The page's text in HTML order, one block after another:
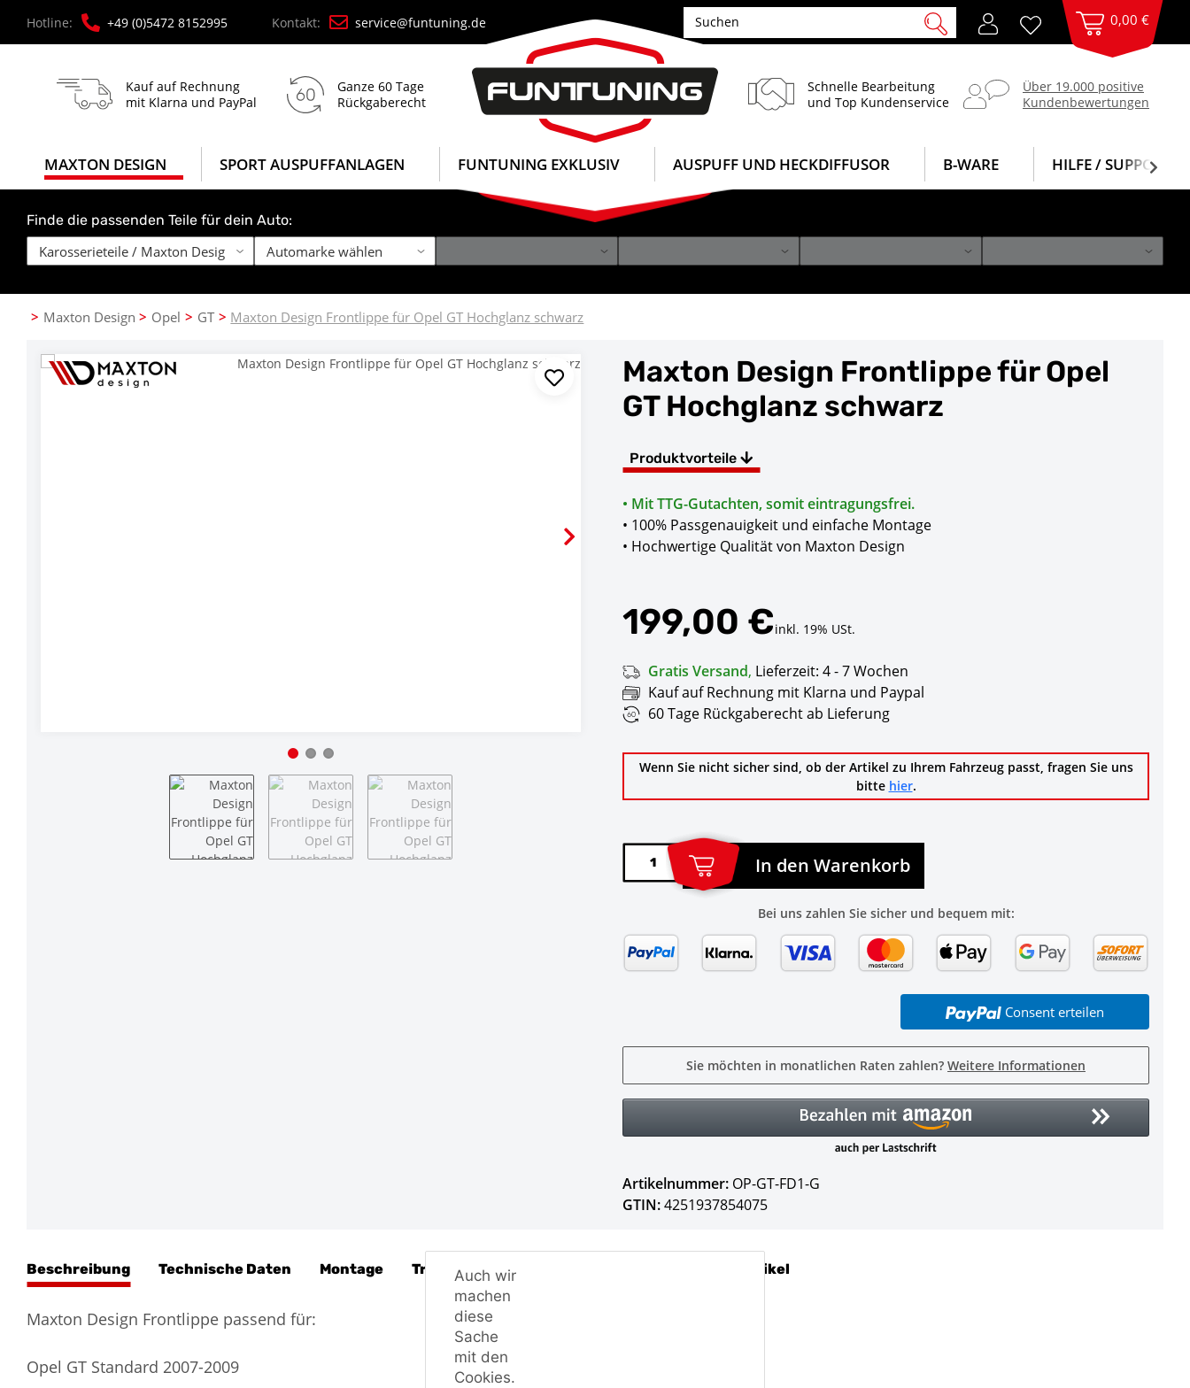
Hotline: +49 (0)5472 8152995 Kontakt: service@funtuning.de 0,00 €
Kauf auf Rechnung
mit Klarna und PayPal
Ganze 60 Tage
Rückgaberecht
Schnelle Bearbeitung
und Top Kundenservice
Über 19.000 positive
Kundenbewertungen
MAXTON DESIGN SPORT AUSPUFFANLAGEN FUNTUNING EXKLUSIV AUSPUFF UND HECKDIFFUSOR B-WARE HILFE / SUPPORT
Finde die passenden Teile für dein Auto:
Maxton Design Opel GT Maxton Design Frontlippe für Opel GT Hochglanz schwarz
Maxton Design Frontlippe für Opel
GT Hochglanz schwarz
Produktvorteile
• Mit TTG-Gutachten, somit eintragungsfrei.
• 100% Passgenauigkeit und einfache Montage
• Hochwertige Qualität von Maxton Design
199,00 €inkl. 19% USt.
Gratis Versand, Lieferzeit: 4 - 7 Wochen
Kauf auf Rechnung mit Klarna und Paypal
60 Tage Rückgaberecht ab Lieferung
Wenn Sie nicht sicher sind, ob der Artikel zu Ihrem Fahrzeug passt, fragen Sie uns
bitte hier.
In den Warenkorb
Bei uns zahlen Sie sicher und bequem mit:
Consent erteilen
Sie möchten in monatlichen Raten zahlen? Weitere Informationen
Artikelnummer: OP-GT-FD1-G
GTIN:4251937854075
Beschreibung Technische Daten Montage Trusted Shops - Bewertungen Frage zum Artikel
Maxton Design Frontlippe passend für:
Opel GT Standard 2007-2009
Auch wir
machen
diese
Sache
mit den
Cookies.